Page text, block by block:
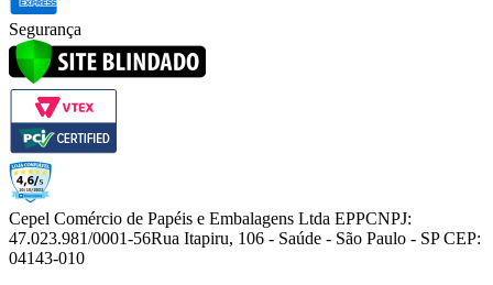
Segurança
Cepel Comércio de Papéis e Embalagens Ltda EPPCNPJ:
47.023.981/0001-56Rua Itapiru, 106 - Saúde - São Paulo - SP CEP:
04143-010